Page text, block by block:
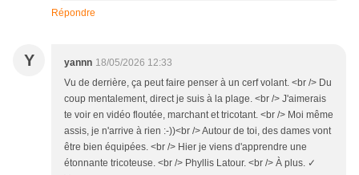
Répondre
Y yannn 18/05/2026 12:33
Vu de derrière, ça peut faire penser à un cerf volant. <br /> Du
coup mentalement, direct je suis à la plage. <br /> J'aimerais
te voir en vidéo floutée, marchant et tricotant. <br /> Moi même
assis, je n'arrive à rien :-))<br /> Autour de toi, des dames vont
être bien équipées. <br /> Hier je viens d'apprendre une
étonnante tricoteuse. <br /> Phyllis Latour. <br /> À plus. ✓